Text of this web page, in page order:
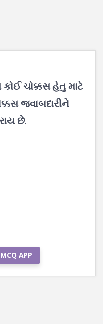
ચોક્કસ હેતુ માટે
જવાબદારીને
છે.
APP